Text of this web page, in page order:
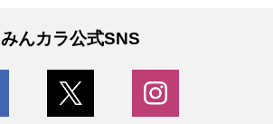
みんカラ公式SNS